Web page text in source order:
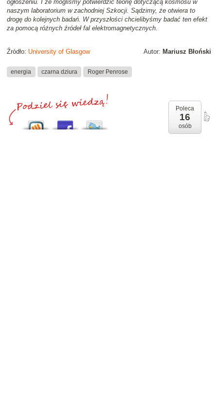
ogłoszeniu. I że mogliśmy potwierdzić teorię dotyczącą kosmosu w
naszym laboratorium w zachodniej Szkocji. Sądzimy, że otwiera to
drogę do kolejnych badań. W przyszłości chcielibyśmy badać ten efekt
za pomocą różnych źródeł fal elektromagnetycznych.
Autor: Mariusz Błoński
Źródło: University of Glasgow
energia czarna dziura Roger Penrose
Poleca
16
osób